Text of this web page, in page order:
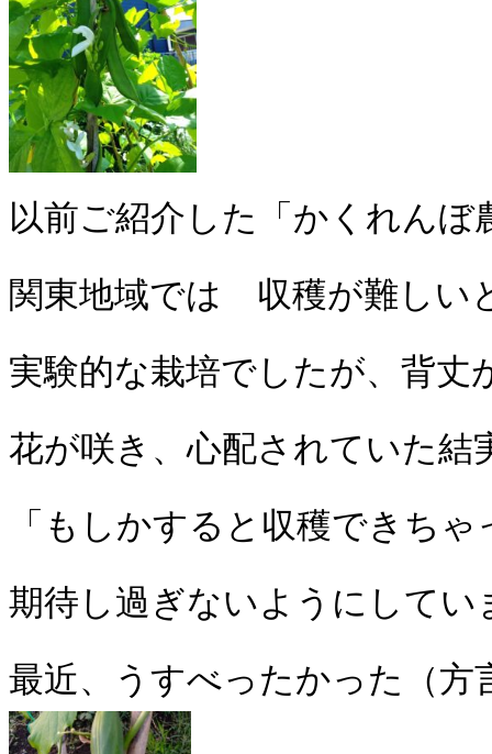
以前ご紹介した「かくれん
関東地域では 収穫が難しい
実験的な栽培でしたが、背丈
花が咲き、心配されていた結
「もしかすると収穫できち
期待し過ぎないようにしてい
最近、うすべったかった（方